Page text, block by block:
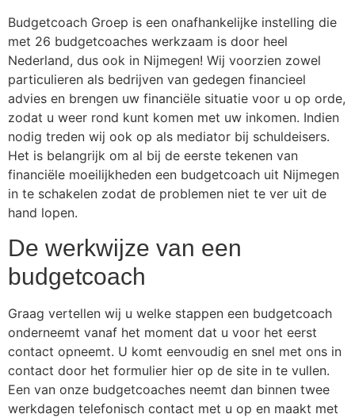
Budgetcoach Groep is een onafhankelijke instelling die
met 26 budgetcoaches werkzaam is door heel
Nederland, dus ook in Nijmegen! Wij voorzien zowel
particulieren als bedrijven van gedegen financieel
advies en brengen uw financiële situatie voor u op orde,
zodat u weer rond kunt komen met uw inkomen. Indien
nodig treden wij ook op als mediator bij schuldeisers.
Het is belangrijk om al bij de eerste tekenen van
financiële moeilijkheden een budgetcoach uit Nijmegen
in te schakelen zodat de problemen niet te ver uit de
hand lopen.
De werkwijze van een
budgetcoach
Graag vertellen wij u welke stappen een budgetcoach
onderneemt vanaf het moment dat u voor het eerst
contact opneemt. U komt eenvoudig en snel met ons in
contact door het formulier hier op de site in te vullen.
Een van onze budgetcoaches neemt dan binnen twee
werkdagen telefonisch contact met u op en maakt met